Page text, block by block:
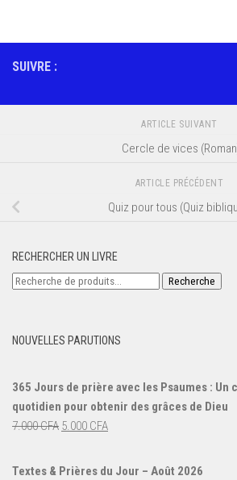
SUIVRE :
ARTICLE SUIVANT
Cercle de vices
ARTICLE PRÉCÉDENT
Quiz pour tous (Quiz
RECHERCHER UN LIVRE
Recherche
Recherche
NOUVELLES PARUTIONS
365 Jours de prière avec les Psaumes : Un
quotidien pour obtenir des grâces de Dieu
7.000CFA Le
initial
5.000 CFALe
actuel
Textes & Prières du Jour – Août 2026